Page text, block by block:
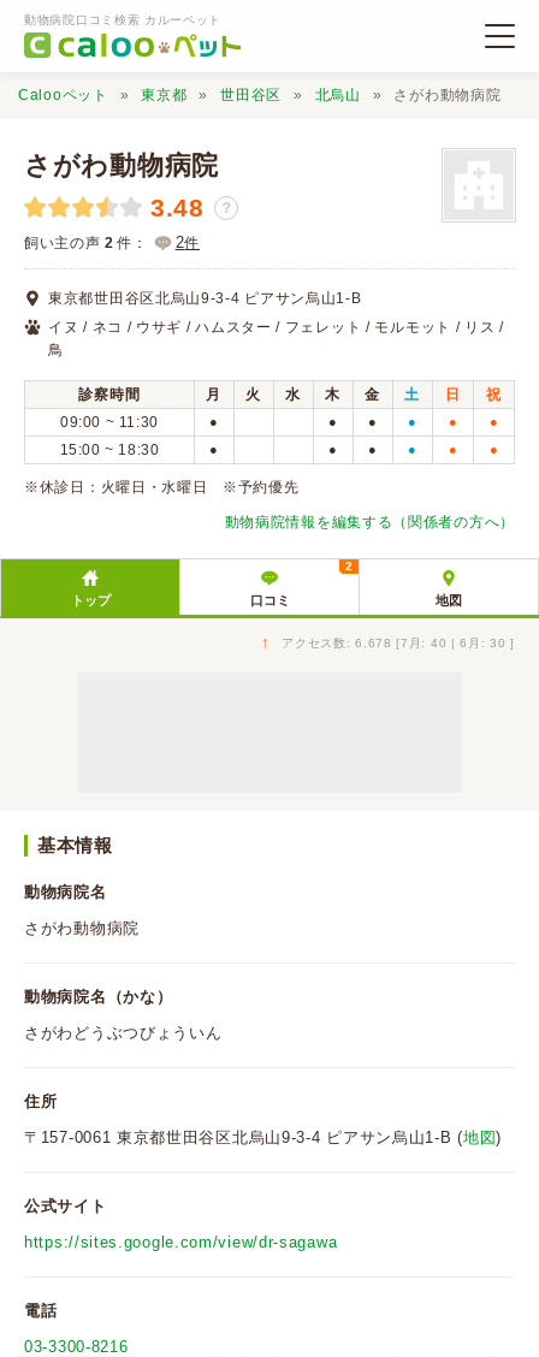
動物病院口コミ検索 カルーペット
動物病院検索
口コミ検索
Calooペットとは？
口コミ投稿
Calooペット 東京都 世田谷区 北烏山 さがわ動物病院
さがわ動物病院
3.48 ？
飼い主の声 2 件： 2件
東京都世田谷区北烏山9-3-4 ピアサン烏山1-B
イヌ / ネコ / ウサギ / ハムスター / フェレット / モルモット / リス /
鳥
診察時間 月 火 水 木 金 土 日
祝
09:00 ~ 11:30
● ● ● ● ● ●
15:00 ~ 18:30 ● ● ● ● ● ●
※休診日：火曜日・水曜日 ※予約優先
動物病院情報を編集する（関係者の方へ）
トップ 口コミ
2
地図
↑ アクセス数: 6,678 [7月: 40 | 6月: 30 ]
基本情報
動物病院名
さがわ動物病院
動物病院名（かな）
さがわどうぶつびょういん
住所
〒157-0061 東京都世田谷区北烏山9-3-4 ピアサン烏山1-B (地図)
公式サイト
https://sites.google.com/view/dr-sagawa
電話
03-3300-8216